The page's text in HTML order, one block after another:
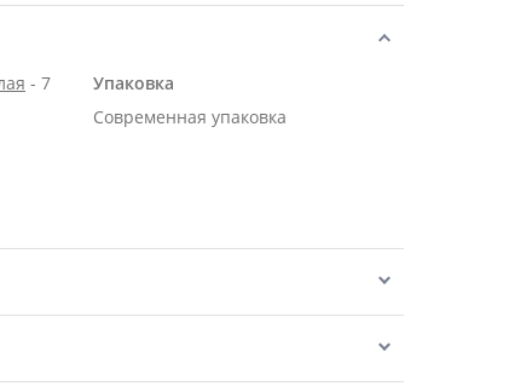
- 7
Упаковка
Современная упаковка